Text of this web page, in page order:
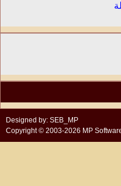
Designed by: SEB_MP
Copyright © 2003-2026 MP